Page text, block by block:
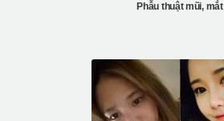
Phẫu thuật mũi, mắt